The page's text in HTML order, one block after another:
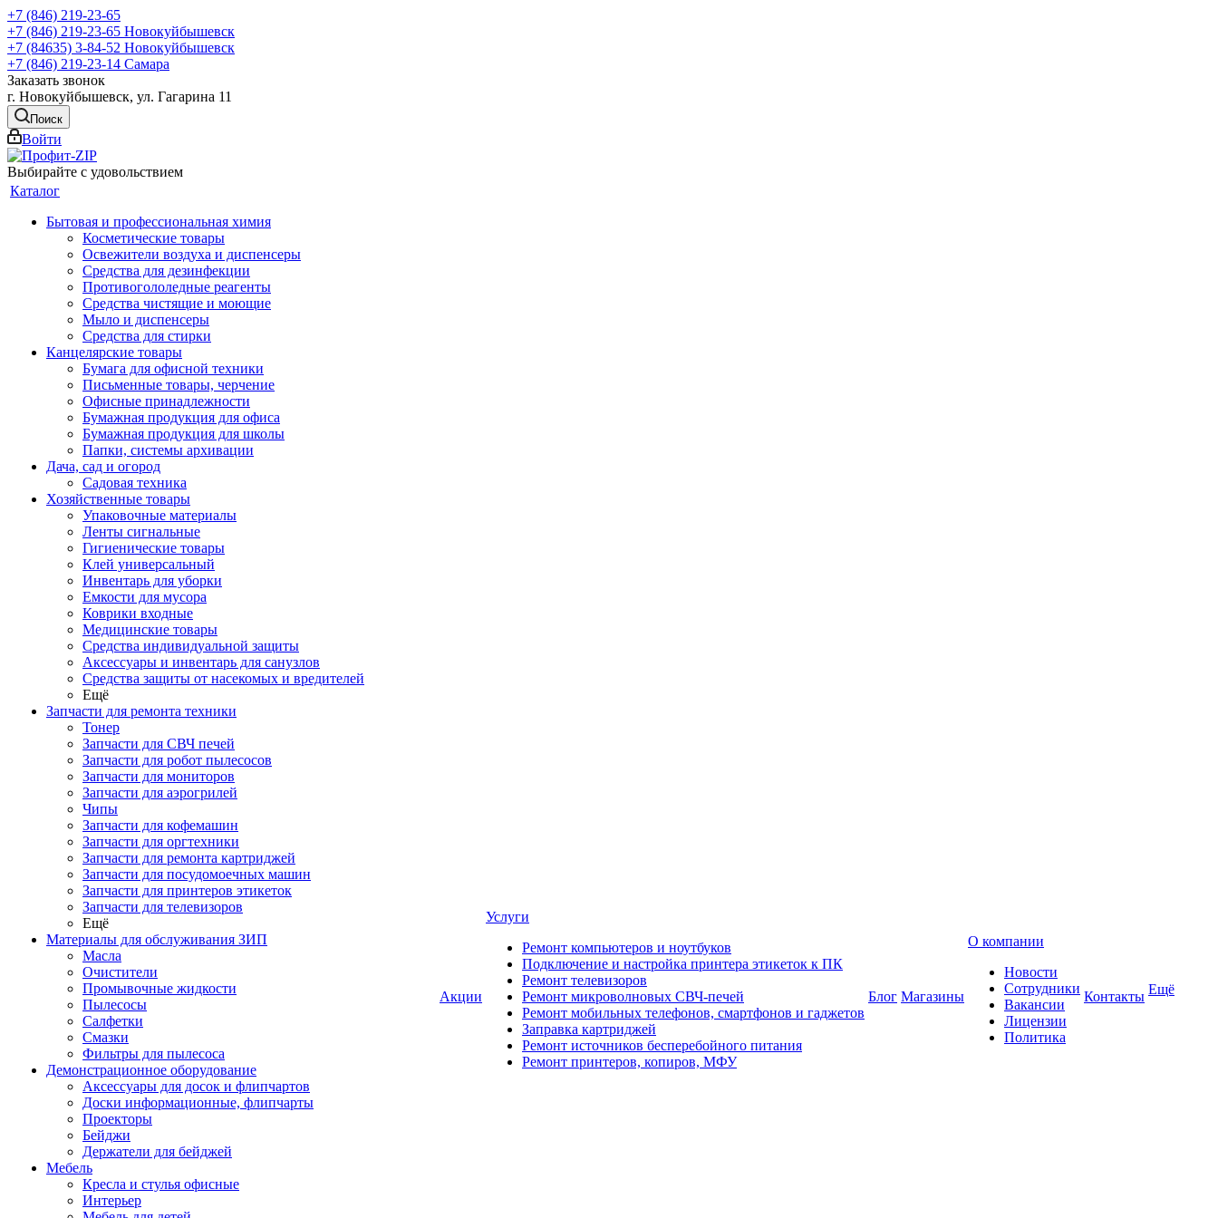
+7 (846) 219-23-65
+7 (846) 219-23-65 Новокуйбышевск
+7 (84635) 3-84-52 Новокуйбышевск
+7 (846) 219-23-14 Самара
Заказать звонок
г. Новокуйбышевск, ул. Гагарина 11
Поиск
Войти
Выбирайте с удовольствием
Каталог
Бытовая и профессиональная химия
Косметические товары
Освежители воздуха и диспенсеры
Средства для дезинфекции
Противогололедные реагенты
Средства чистящие и моющие
Мыло и диспенсеры
Средства для стирки
Канцелярские товары
Бумага для офисной техники
Письменные товары, черчение
Офисные принадлежности
Бумажная продукция для офиса
Бумажная продукция для школы
Папки, системы архивации
Дача, сад и огород
Садовая техника
Хозяйственные товары
Упаковочные материалы
Ленты сигнальные
Гигиенические товары
Клей универсальный
Инвентарь для уборки
Емкости для мусора
Коврики входные
Медицинские товары
Средства индивидуальной защиты
Аксессуары и инвентарь для санузлов
Средства защиты от насекомых и вредителей
Ещё
Запчасти для ремонта техники
Тонер
Запчасти для СВЧ печей
Запчасти для робот пылесосов
Запчасти для мониторов
Запчасти для аэрогрилей
Чипы
Запчасти для кофемашин
Запчасти для оргтехники
Запчасти для ремонта картриджей
Запчасти для посудомоечных машин
Запчасти для принтеров этикеток
Запчасти для телевизоров
Ещё
Материалы для обслуживания ЗИП
Масла
Очистители
Промывочные жидкости
Пылесосы
Салфетки
Смазки
Фильтры для пылесоса
Демонстрационное оборудование
Аксессуары для досок и флипчартов
Доски информационные, флипчарты
Проекторы
Бейджи
Держатели для бейджей
Мебель
Кресла и стулья офисные
Интерьер
Акции
Услуги
Ремонт компьютеров и ноутбуков
Подключение и настройка принтера этикеток к ПК
Ремонт телевизоров
Ремонт микроволновых СВЧ-печей
Ремонт мобильных телефонов, смартфонов и гаджетов
Заправка картриджей
Ремонт источников бесперебойного питания
Ремонт принтеров, копиров, МФУ
Блог Магазины
О компании
Новости
Сотрудники
Вакансии
Лицензии
Политика
Контакты Ещё